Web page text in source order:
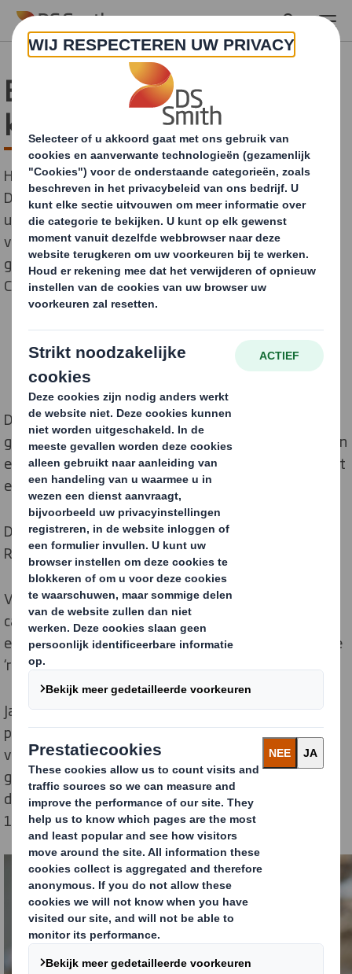
Skip to main content
Er is altijd een markt voor
kwaliteit
Herman van der Meij, Managing Director Global Export,
DS Smith Recycling, bespreekt de voortdurende
uitdagingen op het gebied van de export van Papier
voor Recycling alsook de vragen die gesteld werden
gedurende de presentatie die hij onlangs hield voor de
Confederation of European Paper Industries (CEPI).
De mondiale exportmarkt wordt momenteel
geconfronteerd met een combinatie van veranderingen
en uitdagingen, waar ik in mijn 25-jarige loopbaan nooit
eerder mee werd geconfronteerd.
De spanning op de exportmarkten voor Papier voor
Recycling staat hoog op deze lijst met uitdagingen.
Vanaf het begin van de jaren 90 tot 2016 viel mijn
carrière in de Europese afval- en recyclingsector voor
een groot deel samen met de opkomst van China als de
‘recyclingkoning’ van de wereld.
Jaar na jaar werden grotere hoeveelheden papier en
plastic in balen geperst en vanuit Europa en de VS
verscheept naar Chinese havens. De marktvraag bleef
groeien en het is dan ook niet moeilijk te begrijpen hoe
de mondiale recyclingeconomie van 28 miljoen ton/£
150 miljard ontstond.